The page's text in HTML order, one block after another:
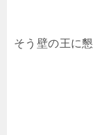
そう壁の王に